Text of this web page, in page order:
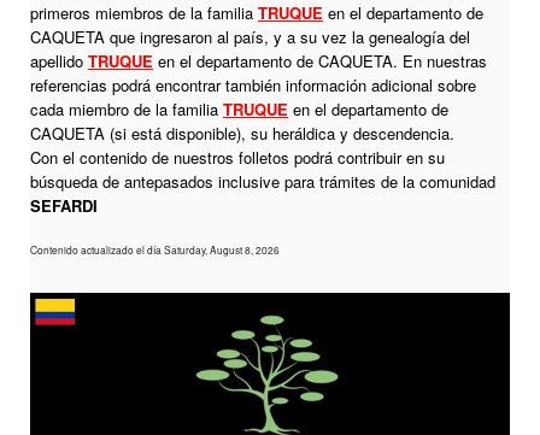
primeros miembros de la familia TRUQUE en el departamento de
CAQUETA que ingresaron al país, y a su vez la genealogía del
apellido TRUQUE en el departamento de CAQUETA. En nuestras
referencias podrá encontrar también información adicional sobre
cada miembro de la familia TRUQUE en el departamento de
CAQUETA (si está disponible), su heráldica y descendencia.
Con el contenido de nuestros folletos podrá contribuir en su
búsqueda de antepasados inclusive para trámites de la comunidad
SEFARDI
Contenido actualizado el día Saturday, August 8, 2026